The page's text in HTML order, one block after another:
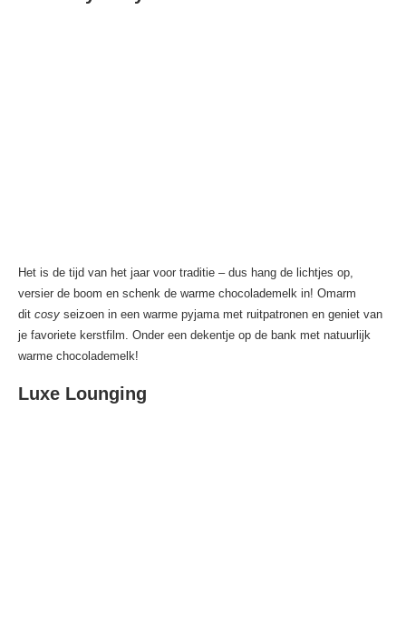
Het is de tijd van het jaar voor traditie – dus hang de lichtjes op,
versier de boom en schenk de warme chocolademelk in! Omarm
dit cosy seizoen in een warme pyjama met ruitpatronen en geniet van
je favoriete kerstfilm. Onder een dekentje op de bank met natuurlijk
warme chocolademelk!
Luxe Lounging